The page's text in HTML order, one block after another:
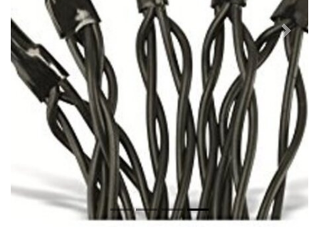
Vorige